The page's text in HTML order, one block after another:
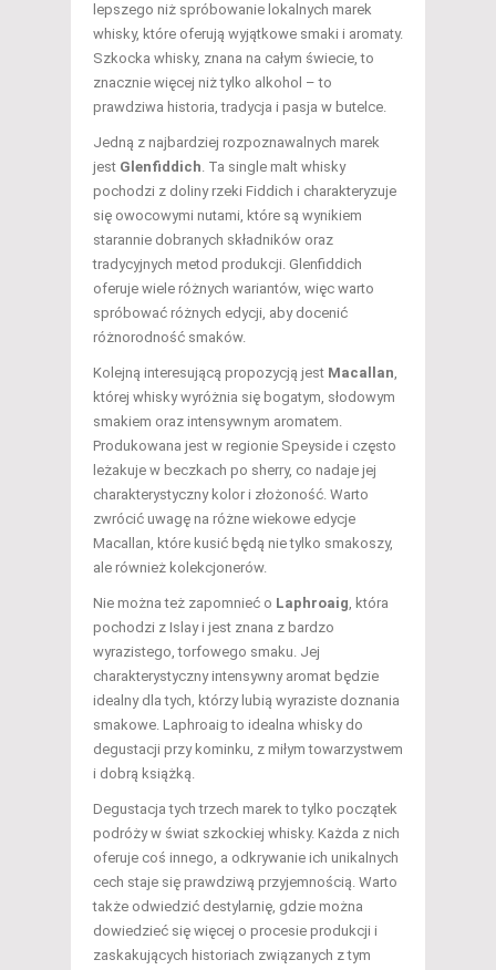
lepszego niż spróbowanie lokalnych marek
whisky, które oferują wyjątkowe smaki i aromaty.
Szkocka whisky, znana na całym świecie, to
znacznie więcej niż tylko alkohol – to
prawdziwa historia, tradycja i pasja w butelce.
Jedną z najbardziej rozpoznawalnych marek
jest Glenfiddich. Ta single malt whisky
pochodzi z doliny rzeki Fiddich i charakteryzuje
się owocowymi nutami, które są wynikiem
starannie dobranych składników oraz
tradycyjnych metod produkcji. Glenfiddich
oferuje wiele różnych wariantów, więc warto
spróbować różnych edycji, aby docenić
różnorodność smaków.
Kolejną interesującą propozycją jest Macallan,
której whisky wyróżnia się bogatym, słodowym
smakiem oraz intensywnym aromatem.
Produkowana jest w regionie Speyside i często
leżakuje w beczkach po sherry, co nadaje jej
charakterystyczny kolor i złożoność. Warto
zwrócić uwagę na różne wiekowe edycje
Macallan, które kusić będą nie tylko smakoszy,
ale również kolekcjonerów.
Nie można też zapomnieć o Laphroaig, która
pochodzi z Islay i jest znana z bardzo
wyrazistego, torfowego smaku. Jej
charakterystyczny intensywny aromat będzie
idealny dla tych, którzy lubią wyraziste doznania
smakowe. Laphroaig to idealna whisky do
degustacji przy kominku, z miłym towarzystwem
i dobrą książką.
Degustacja tych trzech marek to tylko początek
podróży w świat szkockiej whisky. Każda z nich
oferuje coś innego, a odkrywanie ich unikalnych
cech staje się prawdziwą przyjemnością. Warto
także odwiedzić destylarnię, gdzie można
dowiedzieć się więcej o procesie produkcji i
zaskakujących historiach związanych z tym